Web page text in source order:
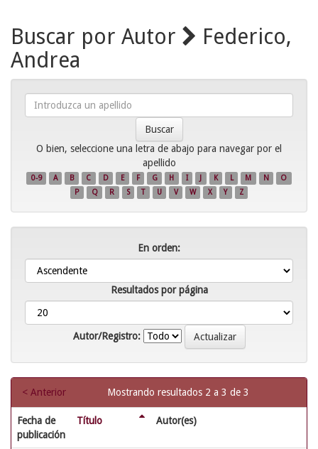
Buscar por Autor
Federico,
Andrea
apellido
O bien, seleccione una letra de abajo para navegar por el
apellido
0-9 A B C D E F G H I J K L M N
O
P
Q R S T U V W X Y Z
En orden:
Resultados por página
Autor/Registro:
Mostrando resultados 2 a 3 de 3
< Anterior
Fecha de
publicación
Título Autor(es)